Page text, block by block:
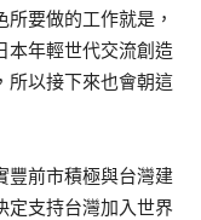
要做的工作就是，
本年輕世代交流創造
所以接下來也會朝這
前市積極與台灣建
定支持台灣加入世界